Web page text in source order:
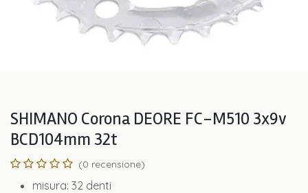
SHIMANO Corona DEORE FC-M510 3x9v
BCD104mm 32t
(0 recensione)
misura: 32 denti